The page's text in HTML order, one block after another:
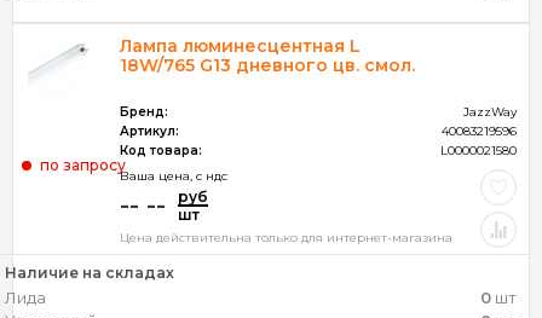
Лампа люминесцентная L
18W/765 G13 дневного цв. смол.
Бренд:
JazzWay
Артикул:
40083219596
Код товара:
L0000021580
Ваша цена, c ндс
-- --
руб
шт
по запросу
Цена действительна только для интернет-магазина
Наличие на складах
Лида 0 шт